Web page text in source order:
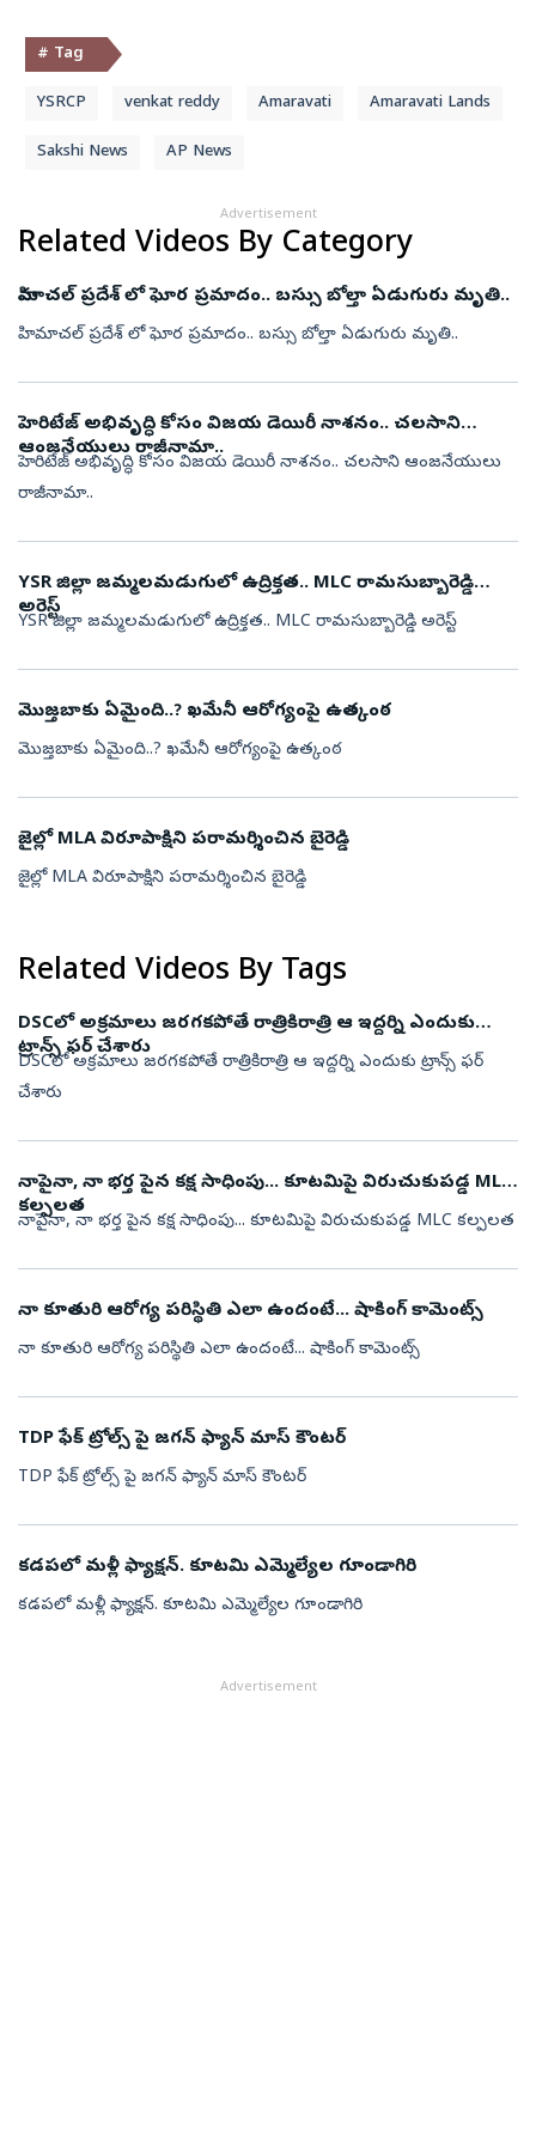
# Tag
YSRCP venkat reddy Amaravati Amaravati Lands
Sakshi News AP News
Advertisement
Related Videos By Category
హిమాచల్ ప్రదేశ్ లో ఘోర ప్రమాదం.. బస్సు బోల్తా ఏడుగురు మృతి..
హిమాచల్ ప్రదేశ్ లో ఘోర ప్రమాదం.. బస్సు బోల్తా ఏడుగురు మృతి..
హెరిటేజ్ అభివృద్ధి కోసం విజయ డెయిరీ నాశనం.. చలసాని
ఆంజనేయులు రాజీనామా..
హెరిటేజ్ అభివృద్ధి కోసం విజయ డెయిరీ నాశనం.. చలసాని ఆంజనేయులు
రాజీనామా..
YSR జిల్లా జమ్మలమడుగులో ఉద్రిక్తత.. MLC రామసుబ్బారెడ్డి
అరెస్ట్
YSR జిల్లా జమ్మలమడుగులో ఉద్రిక్తత.. MLC రామసుబ్బారెడ్డి అరెస్ట్
మొజ్తబాకు ఏమైంది..? ఖమేనీ ఆరోగ్యంపై ఉత్కంఠ
మొజ్తబాకు ఏమైంది..? ఖమేనీ ఆరోగ్యంపై ఉత్కంఠ
జైల్లో MLA విరూపాక్షిని పరామర్శించిన బైరెడ్డి
జైల్లో MLA విరూపాక్షిని పరామర్శించిన బైరెడ్డి
Related Videos By Tags
DSCలో అక్రమాలు జరగకపోతే రాత్రికిరాత్రి ఆ ఇద్దర్ని ఎందుకు
ట్రాన్స్ ఫర్ చేశారు
DSCలో అక్రమాలు జరగకపోతే రాత్రికిరాత్రి ఆ ఇద్దర్ని ఎందుకు ట్రాన్స్ ఫర్
చేశారు
నాపైనా, నా భర్త పైన కక్ష సాధింపు... కూటమిపై విరుచుకుపడ్డ MLC
కల్పలత
నాపైనా, నా భర్త పైన కక్ష సాధింపు... కూటమిపై విరుచుకుపడ్డ MLC కల్పలత
నా కూతురి ఆరోగ్య పరిస్థితి ఎలా ఉందంటే... షాకింగ్ కామెంట్స్
నా కూతురి ఆరోగ్య పరిస్థితి ఎలా ఉందంటే... షాకింగ్ కామెంట్స్
TDP ఫేక్ ట్రోల్స్ పై జగన్ ఫ్యాన్ మాస్ కౌంటర్
TDP ఫేక్ ట్రోల్స్ పై జగన్ ఫ్యాన్ మాస్ కౌంటర్
కడపలో మళ్లీ ఫ్యాక్షన్. కూటమి ఎమ్మెల్యేల గూండాగిరి
కడపలో మళ్లీ ఫ్యాక్షన్. కూటమి ఎమ్మెల్యేల గూండాగిరి
Advertisement